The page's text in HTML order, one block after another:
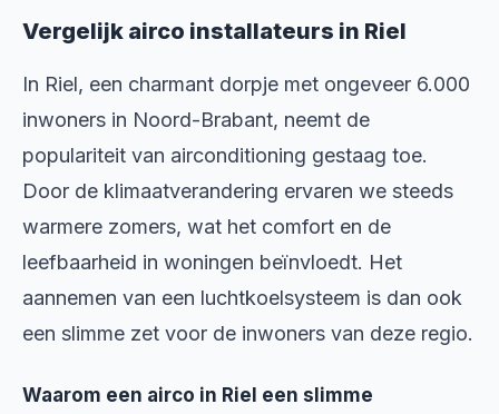
Vergelijk airco installateurs in Riel
In Riel, een charmant dorpje met ongeveer 6.000
inwoners in Noord-Brabant, neemt de
populariteit van airconditioning gestaag toe.
Door de klimaatverandering ervaren we steeds
warmere zomers, wat het comfort en de
leefbaarheid in woningen beïnvloedt. Het
aannemen van een luchtkoelsysteem is dan ook
een slimme zet voor de inwoners van deze regio.
Waarom een airco in Riel een slimme